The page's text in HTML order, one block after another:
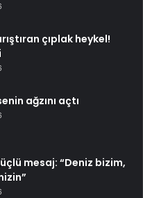
çıplak heykel!
ağzını açtı
mesaj: “Deniz bizim,